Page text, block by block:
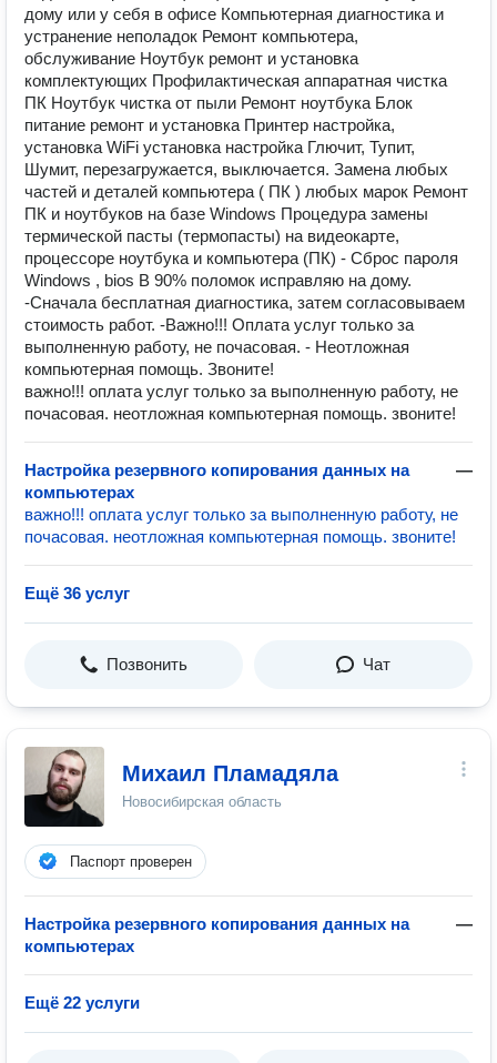
дому или у себя в офисе Компьютерная диагностика и
устранение неполадок Ремонт компьютера,
обслуживание Ноутбук ремонт и установка
комплектующих Профилактическая аппаратная чистка
ПК Ноутбук чистка от пыли Ремонт ноутбука Блок
питание ремонт и установка Принтер настройка,
установка WiFi установка настройка Глючит, Тупит,
Шумит, перезагружается, выключается. Замена любых
частей и деталей компьютера ( ПК ) любых марок Ремонт
ПК и ноутбуков на базе Windоws Процедура замены
термической пасты (термопасты) на видеокарте,
процессоре ноутбука и компьютера (ПК) - Сброс пароля
Windows , bios В 90% поломок исправляю на дому.
-Сначала бесплатная диагностика, затем согласовываем
стоимость работ. -Важно!!! Оплата услуг только за
выполненную работу, не почасовая. - Неотложная
компьютерная помощь. Звоните!
важно!!! оплата услуг только за выполненную работу, не
почасовая. неотложная компьютерная помощь. звоните!
Настройка резервного копирования данных на
компьютерах
—
важно!!! оплата услуг только за выполненную работу, не
почасовая. неотложная компьютерная помощь. звоните!
Ещё 36 услуг
Позвонить Чат
Михаил Пламадяла
Новосибирская область
Паспорт проверен
Настройка резервного копирования данных на
компьютерах
—
Ещё 22 услуги